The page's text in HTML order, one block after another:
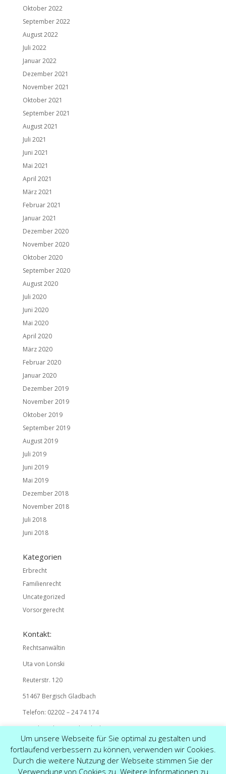
Oktober 2022
September 2022
August 2022
Juli 2022
Januar 2022
Dezember 2021
November 2021
Oktober 2021
September 2021
August 2021
Juli 2021
Juni 2021
Mai 2021
April 2021
März 2021
Februar 2021
Januar 2021
Dezember 2020
November 2020
Oktober 2020
September 2020
August 2020
Juli 2020
Juni 2020
Mai 2020
April 2020
März 2020
Februar 2020
Januar 2020
Dezember 2019
November 2019
Oktober 2019
September 2019
August 2019
Juli 2019
Juni 2019
Mai 2019
Dezember 2018
November 2018
Juli 2018
Juni 2018
Kategorien
Erbrecht
Familienrecht
Uncategorized
Vorsorgerecht
Kontakt:
Rechtsanwältin
Uta von Lonski
Reuterstr. 120
51467 Bergisch Gladbach
Telefon: 02202 – 24 74 174
E-Mail: mail@ra-vonlonski.de
Um unsere Webseite für Sie optimal zu gestalten und
fortlaufend verbessern zu können, verwenden wir Cookies.
Durch die weitere Nutzung der Webseite stimmen Sie der
Verwendung von Cookies zu. Weitere Informationen zu